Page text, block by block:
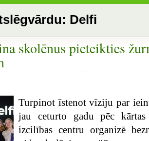
Delfi
skolēnus pieteikties
Turpinot īstenot vīziju par
jau ceturto gadu pēc
izcilības centru organizē